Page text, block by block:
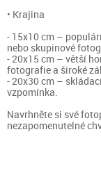
• Krajina
- 15x10 cm –
nebo skupinové
- 20x15 cm – větší
fotografie a široké
- 20x30 cm –
vzpomínka.
Navrhněte si své
nezapomenutelné